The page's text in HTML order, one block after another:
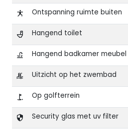
Ontspanning ruimte buiten
Hangend toilet
Hangend badkamer meubel
Uitzicht op het zwembad
Op golfterrein
Security glas met uv filter